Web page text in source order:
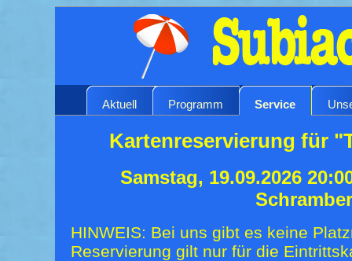
Aktuell Programm Service
Kartenreservierung für
Samstag, 19.09.2026
HINWEIS: Bei uns gibt es keine
Reservierung gilt nur für die